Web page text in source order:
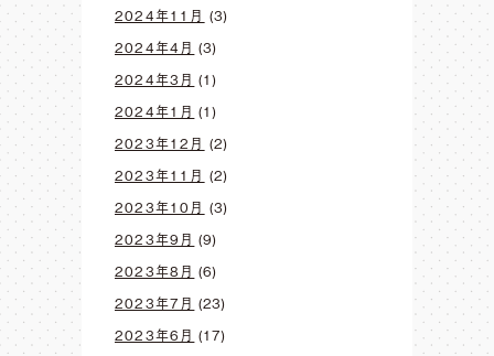
2024年11月 (3)
2024年4月 (3)
2024年3月 (1)
2024年1月 (1)
2023年12月 (2)
2023年11月 (2)
2023年10月 (3)
2023年9月 (9)
2023年8月 (6)
2023年7月 (23)
2023年6月 (17)